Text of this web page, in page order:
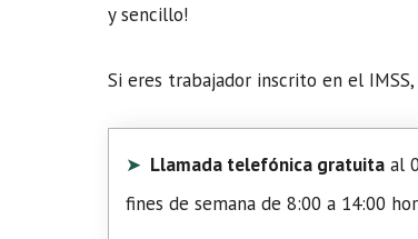
y sencillo!
Si eres trabajador inscrito en el IMSS,
Llamada telefónica gratuita al
fines de semana de 8:00 a 14:00